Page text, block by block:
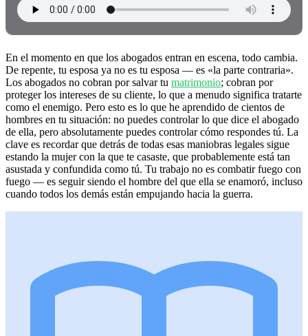
En el momento en que los abogados entran en escena, todo cambia.
De repente, tu esposa ya no es tu esposa — es «la parte contraria».
Los abogados no cobran por salvar tu matrimonio; cobran por
proteger los intereses de su cliente, lo que a menudo significa tratarte
como el enemigo. Pero esto es lo que he aprendido de cientos de
hombres en tu situación: no puedes controlar lo que dice el abogado
de ella, pero absolutamente puedes controlar cómo respondes tú. La
clave es recordar que detrás de todas esas maniobras legales sigue
estando la mujer con la que te casaste, que probablemente está tan
asustada y confundida como tú. Tu trabajo no es combatir fuego con
fuego — es seguir siendo el hombre del que ella se enamoró, incluso
cuando todos los demás están empujando hacia la guerra.